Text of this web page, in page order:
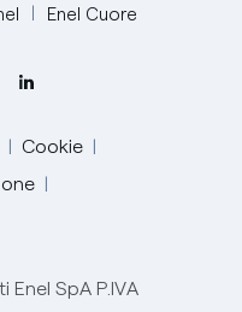
Enel Cuore
Cookie
SpA P.IVA